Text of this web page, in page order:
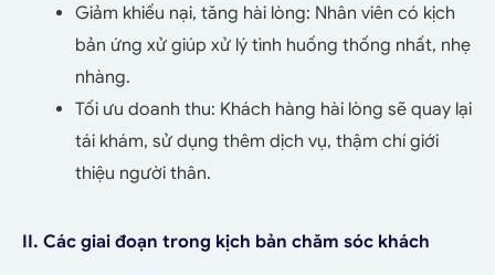
Giảm khiếu nại, tăng hài lòng: Nhân viên có kịch
bản ứng xử giúp xử lý tình huống thống nhất, nhẹ
nhàng.
Tối ưu doanh thu: Khách hàng hài lòng sẽ quay lại
tái khám, sử dụng thêm dịch vụ, thậm chí giới
thiệu người thân.
II. Các giai đoạn trong kịch bản chăm sóc khách